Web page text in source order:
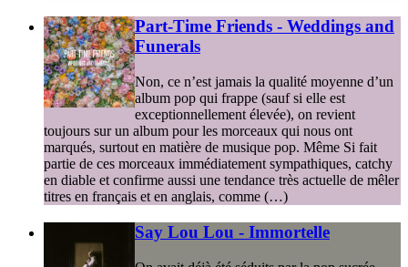
Part-Time Friends - Weddings and
Funerals
Non, ce n’est jamais la qualité moyenne d’un
album pop qui frappe (sauf si elle est
exceptionnellement élevée), on revient
toujours sur un album pour les morceaux qui nous ont
marqués, surtout en matière de musique pop. Même Si fait
partie de ces morceaux immédiatement sympathiques, catchy
en diable et confirme aussi une tendance très actuelle de mêler
titres en français et en anglais, comme (…)
Say Lou Lou - Immortelle